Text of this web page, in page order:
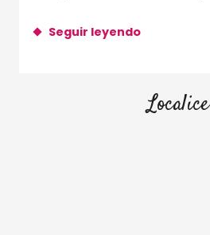
Seguir leyendo
Localice